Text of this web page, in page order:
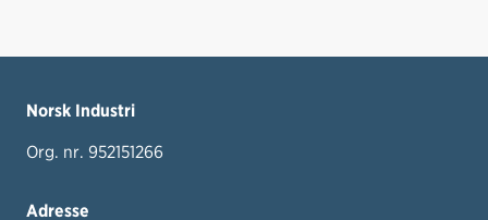
Norsk Industri
Org. nr. 952151266
Adresse